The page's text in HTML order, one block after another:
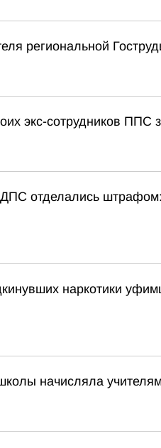
региональной
экс-сотрудников ППС
отделались
наркотики
начисляла